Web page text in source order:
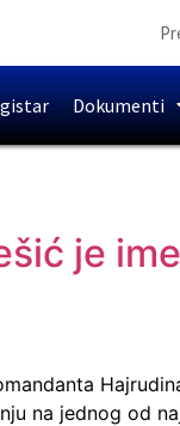
Dokumenti
je
na jednog od